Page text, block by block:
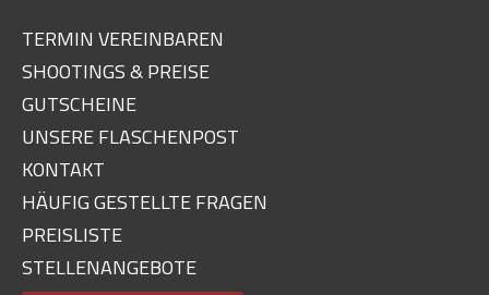
TERMIN VEREINBAREN
SHOOTINGS & PREISE
GUTSCHEINE
UNSERE FLASCHENPOST
KONTAKT
HÄUFIG GESTELLTE FRAGEN
PREISLISTE
STELLENANGEBOTE